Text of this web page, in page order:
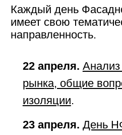
Каждый день
имеет свою
направленность.
22 апреля. Анализ
рынка, общие
изоляции.
23 апреля. День